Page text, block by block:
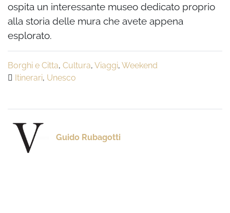
ospita un interessante museo dedicato proprio
alla storia delle mura che avete appena
esplorato.
Borghi e Citta, Cultura, Viaggi, Weekend
Itinerari, Unesco
Guido Rubagotti